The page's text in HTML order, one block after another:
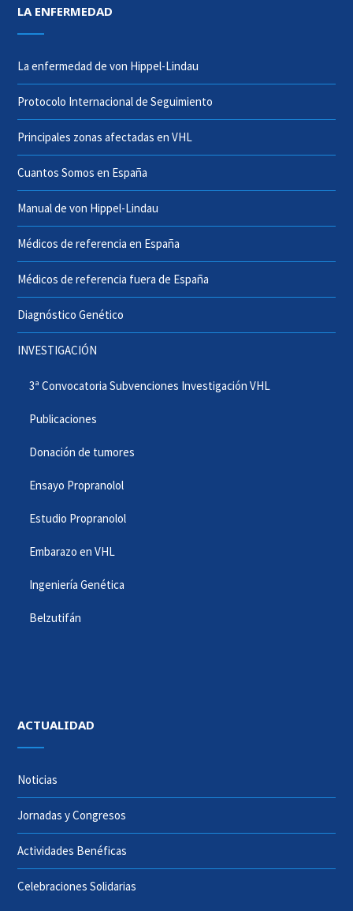
LA ENFERMEDAD
La enfermedad de von Hippel-Lindau
Protocolo Internacional de Seguimiento
Principales zonas afectadas en VHL
Cuantos Somos en España
Manual de von Hippel-Lindau
Médicos de referencia en España
Médicos de referencia fuera de España
Diagnóstico Genético
INVESTIGACIÓN
3ª Convocatoria Subvenciones Investigación VHL
Publicaciones
Donación de tumores
Ensayo Propranolol
Estudio Propranolol
Embarazo en VHL
Ingeniería Genética
Belzutifán
ACTUALIDAD
Noticias
Jornadas y Congresos
Actividades Benéficas
Celebraciones Solidarias